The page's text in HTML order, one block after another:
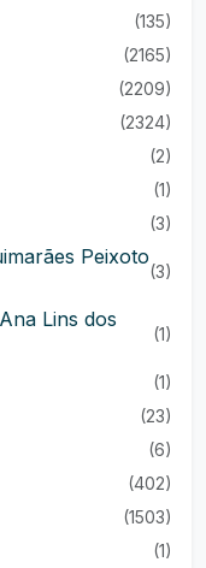
(135)
(2165)
(2209)
(2324)
(2)
(1)
(3)
Peixoto
(3)
Lins dos
(1)
(1)
(23)
(6)
(402)
(1503)
(1)